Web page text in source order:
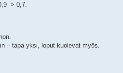
-> 0,7.
– tapa yksi, loput kuolevat myös.